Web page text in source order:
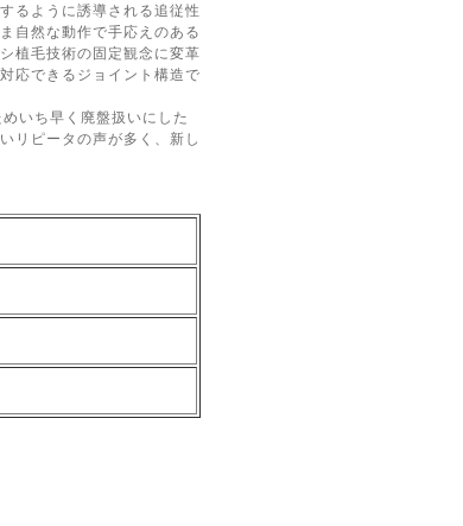
るように誘導される追従性
自然な動作で手応えのある
植毛技術の固定観念に変革
応できるジョイント構造で
いち早く廃盤扱いにした
リピータの声が多く、新し